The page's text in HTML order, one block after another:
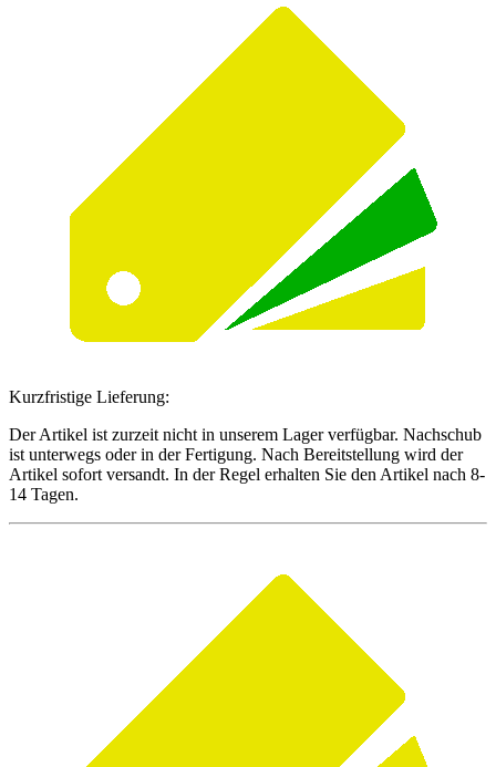
Kurzfristige Lieferung:
Der Artikel ist zurzeit nicht in unserem Lager verfügbar. Nachschub
ist unterwegs oder in der Fertigung. Nach Bereitstellung wird der
Artikel sofort versandt. In der Regel erhalten Sie den Artikel nach 8-
14 Tagen.